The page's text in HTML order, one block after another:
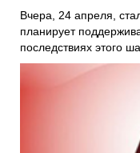
Вчера, 24 апреля,
планирует
последствиях этого